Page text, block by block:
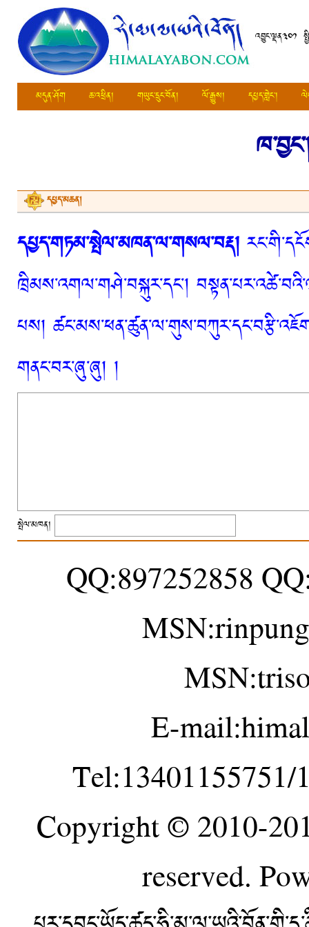
འབྱུང་ལྡན༣༠༡
མདུན་ཤོག ཆ་འཕྲིན། གཡུང་དྲུང་བོན། ལོ་རྒྱུས། དཔྱད་གླེང་།
དཔྱད་མཆན།
དཔྱད་གཏམ་སྤེལ་མཁན་ལ་གསལ་བརྡ།
ཁྲིམས་འགལ་གཤེ་བསྐུར་དང་།
པས།
གནང་བར་ཞུ་ཞུ། །
སྤེལ་མཁན།
QQ:897252858
E-
Tel:13401155751/
Copyright © 2010-
reserved.